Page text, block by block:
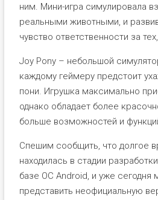
ним. Мини-игра симулировала
реальными животными, и
чувство ответственности за
Joy Pony – небольшой
каждому геймеру предстоит
пони. Игрушка максимально
однако обладает более
больше возможностей и
Спешим сообщить, что долгое
находилась в стадии
базе ОС Android, и уже
представить неофициальную